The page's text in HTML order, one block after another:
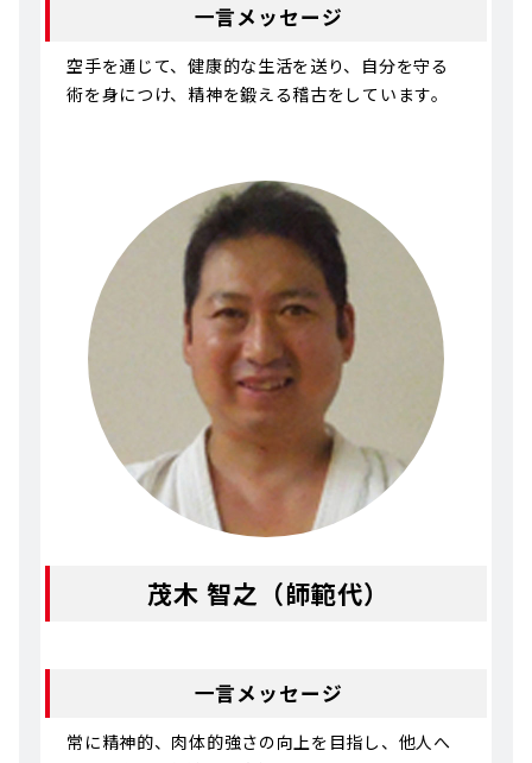
一言メッセージ
空手を通じて、健康的な生活を送り、自分を守る
術を身につけ、精神を鍛える稽古をしています。
茂木 智之（師範代）
一言メッセージ
常に精神的、肉体的強さの向上を目指し、他人へ